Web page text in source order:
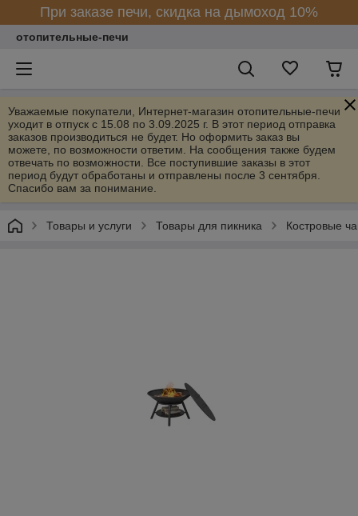
При заказе печи, скидка на дымоход 10%
отопительные-печи
Уважаемые покупатели, Интернет-магазин отопительные-печи
уходит в отпуск с 15.08 по 3.09.2025 г. В этот период отправка
заказов производиться не будет. Но оформить заказ вы
можете, по возможности ответим. На сообщения также будем
отвечать по возможности. Все поступившие заказы в этот
период будут обработаны и отправлены после 3 сентября.
Спасибо вам за понимание.
Товары и услуги Товары для пикника Костровые